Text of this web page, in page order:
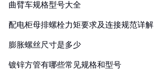
曲臂车规格型号大全
配电柜母排螺栓力矩要求及连接规范详解
膨胀螺丝尺寸是多少
镀锌方管有哪些常见规格和型号